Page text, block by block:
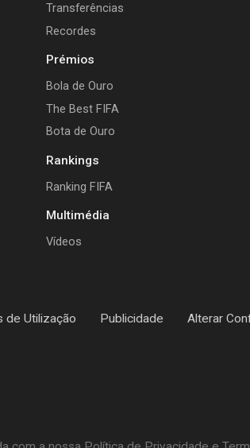
Transferências
Recordes
Prémios
Bola de Ouro
The Best FIFA
Bota de Ouro
Rankings
Ranking FIFA
Multimédia
Vídeos
de Utilização Publicidade Alterar